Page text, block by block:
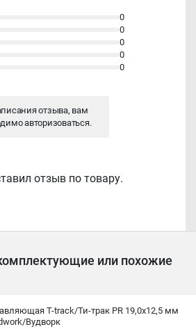
отзыв по товару.
0
0
0
0
0
отзыва, вам
авторизоваться.
или похожие
T-track/Ти-трак PR 19,0х12,5 мм
Вудворк